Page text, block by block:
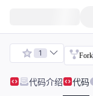
1 Fork
代码介绍 代码